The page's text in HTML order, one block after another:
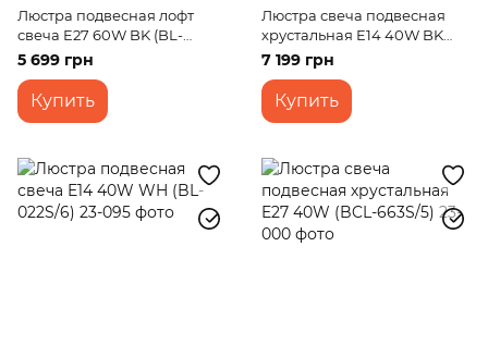
Люстра подвесная лофт
свеча E27 60W BK (BL-
325S/12)
5 699 грн
Купить
Люстра свеча подвесная
хрустальная E14 40W BK
(BCL-685S/5)
7 199 грн
Купить